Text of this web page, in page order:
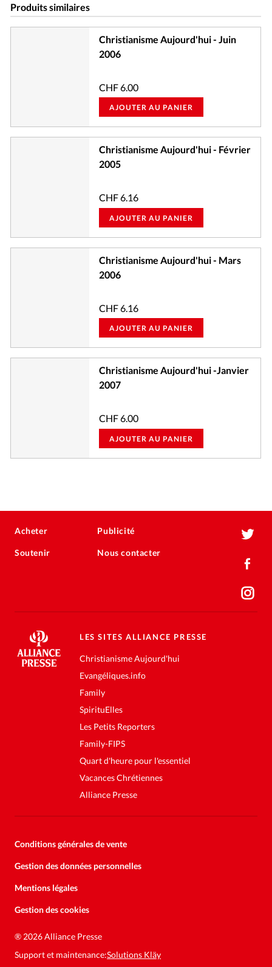
Produits similaires
Christianisme Aujourd'hui - Juin
2006
CHF6.00
AJOUTER AU PANIER
Christianisme Aujourd'hui - Février
2005
CHF6.16
AJOUTER AU PANIER
Christianisme Aujourd'hui - Mars
2006
CHF6.16
AJOUTER AU PANIER
Christianisme Aujourd'hui -Janvier
2007
CHF6.00
AJOUTER AU PANIER
Acheter
Soutenir
Publicité
Nous contacter
LES SITES ALLIANCE PRESSE
Christianisme Aujourd'hui
Evangéliques.info
Family
SpirituElles
Les Petits Reporters
Family-FIPS
Quart d'heure pour l'essentiel
Vacances Chrétiennes
Alliance Presse
Conditions générales de vente
Gestion des données personnelles
Mentions légales
Gestion des cookies
®2026 Alliance Presse
Support et maintenance:Solutions Kläy